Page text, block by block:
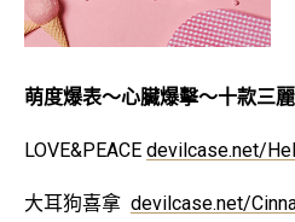
萌度爆表～心臟爆擊～十款三
LOVE&PEACE devilcase.net/
大耳狗喜拿 devilcase.net/